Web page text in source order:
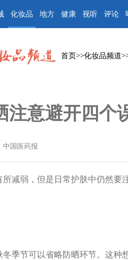
化妆品 地方 健康 视听 评论
首页>>化妆品频道
注意避开四个
中国医药报
弱，但是日常护肤中仍然要
节可以省略防晒环节。这种想